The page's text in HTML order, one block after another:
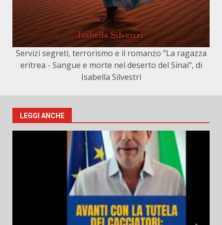
Servizi segreti, terrorismo e il romanzo "La ragazza
eritrea - Sangue e morte nel deserto del Sinai", di
Isabella Silvestri
LEGGI ANCHE